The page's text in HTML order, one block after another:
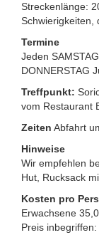
Streckenlänge:
Schwierigkeiten,
Termine
Jeden
DONNERSTAG
Treffpunkt:
vom Restaurant
Zeiten Abfahrt
Hinweise
Wir empfehlen
Hut, Rucksack
Kosten pro
Erwachsene
Preis